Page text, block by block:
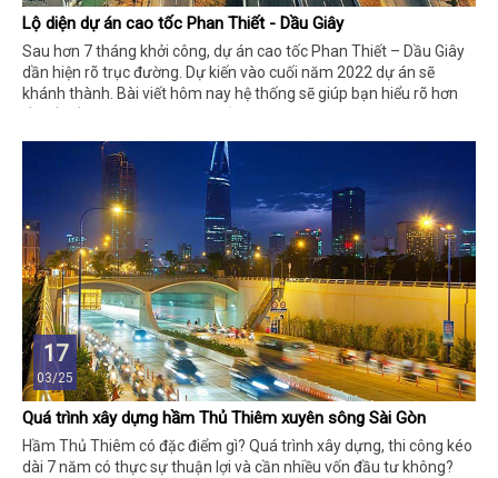
Lộ diện dự án cao tốc Phan Thiết - Dầu Giây
Sau hơn 7 tháng khởi công, dự án cao tốc Phan Thiết – Dầu Giây
dần hiện rõ trục đường. Dự kiến vào cuối năm 2022 dự án sẽ
khánh thành. Bài viết hôm nay hệ thống sẽ giúp bạn hiểu rõ hơn
17
03/25
Quá trình xây dựng hầm Thủ Thiêm xuyên sông Sài Gòn
Hầm Thủ Thiêm có đặc điểm gì? Quá trình xây dựng, thi công kéo
dài 7 năm có thực sự thuận lợi và cần nhiều vốn đầu tư không?